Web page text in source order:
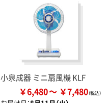
小泉成器 ミニ扇風機 KLF
￥6,480 ￥7,480